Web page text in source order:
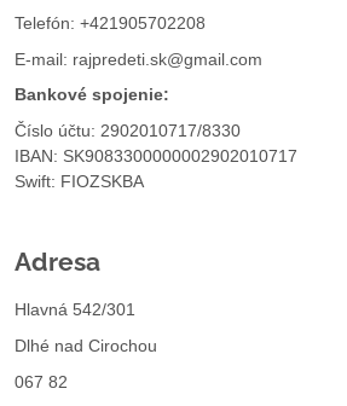
Telefón: +421905702208
E-mail: rajpredeti.sk@gmail.com
Bankové spojenie:
Číslo účtu: 2902010717/8330
IBAN: SK9083300000002902010717
Swift: FIOZSKBA
Adresa
Hlavná 542/301
Dlhé nad Cirochou
067 82